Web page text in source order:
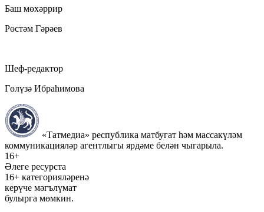
Баш мөхәррир
Рөстәм Гәрәев
Шеф-редактор
Гөлүзә Ибраһимова
«Татмедиа» республика матбугат һәм массакүләм
коммуникацияләр агентлыгы ярдәме белән чыгарыла.
16+
Әлеге ресурста
16+ категорияләренә
керүче мәгълүмат
булырга мөмкин.